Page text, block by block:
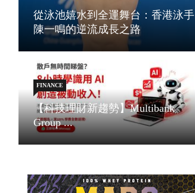
從泳池嬉水到全運舞台：香港泳手
陳一鳴的逆流成長之路
FINANCE
【科技理財新趨勢】Multibank
Group ...